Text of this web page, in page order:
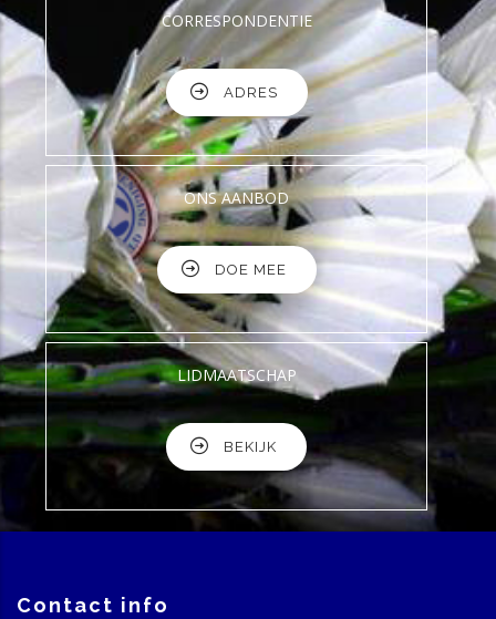
CORRESPONDENTIE
ADRES
ONS AANBOD
DOE MEE
LIDMAATSCHAP
BEKIJK
Contact info